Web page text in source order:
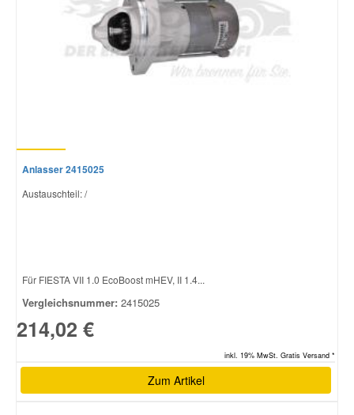
Anlasser 2415025
Austauschteil: /
Für FIESTA VII 1.0 EcoBoost mHEV, II 1.4...
Vergleichsnummer: 2415025
214,02 €
inkl. 19% MwSt. Gratis Versand *
Zum Artikel